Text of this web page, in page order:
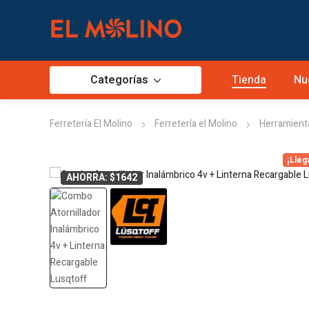
Categorías Tienda
Ferretería El Molino Ferretería el Molino
AHORRA: $1642